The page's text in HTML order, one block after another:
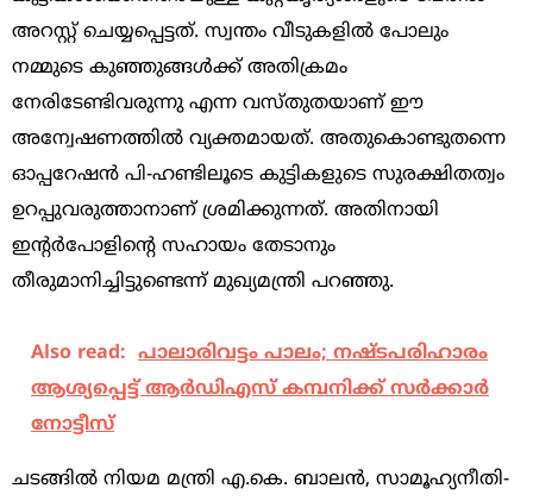
അറസ്റ്റ് ചെയ്യപ്പെട്ടത്. സ്വന്തം വീടുകളില്‍ പോലും
നമ്മുടെ കുഞ്ഞുങ്ങള്‍ക്ക് അതിക്രമം
നേരിടേണ്ടിവരുന്നു എന്ന വസ്തുതയാണ് ഈ
അന്വേഷണത്തില്‍ വ്യക്തമായത്. അതുകൊണ്ടുതന്നെ
ഓപ്പറേഷന്‍ പി-ഹണ്ടിലൂടെ കുട്ടികളുടെ സുരക്ഷിതത്വം
ഉറപ്പുവരുത്താനാണ് ശ്രമിക്കുന്നത്. അതിനായി
ഇന്‍റര്‍പോളിന്‍റെ സഹായം തേടാനും
തീരുമാനിച്ചിട്ടുണ്ടെന്ന് മുഖ്യമന്ത്രി പറഞ്ഞു.
Also read: പാലാരിവട്ടം പാലം; നഷ്ടപരിഹാരം
ആശ്യപ്പെട്ട് ആര്‍ഡിഎസ് കമ്പനിക്ക് സര്‍ക്കാര്‍
നോട്ടീസ്
ചടങ്ങില്‍ നിയമ മന്ത്രി എ.കെ. ബാലന്‍, സാമൂഹ്യനീതി-